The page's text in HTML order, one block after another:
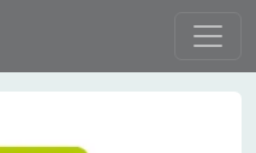
závod Velké Bíteše